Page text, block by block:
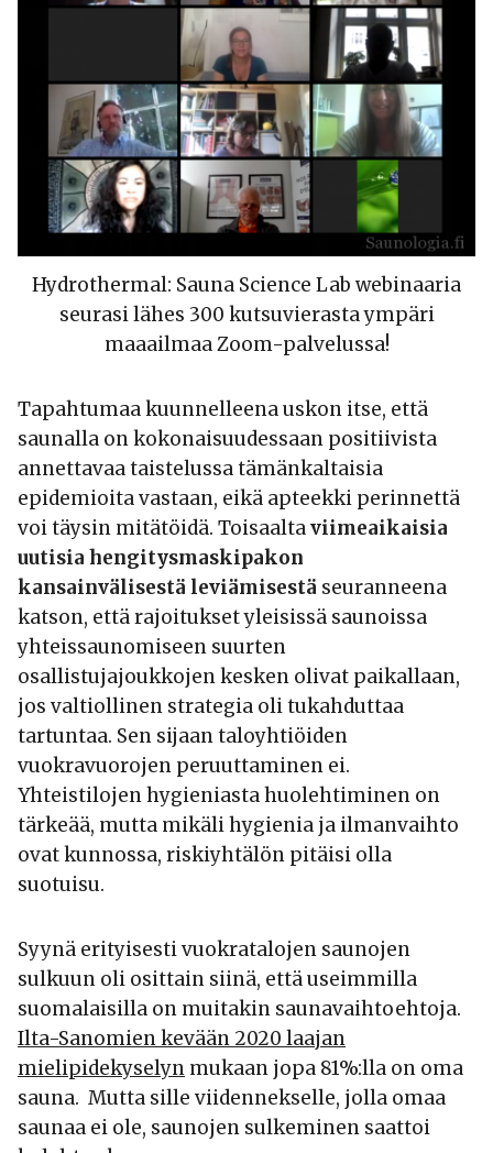
Hydrothermal: Sauna Science Lab webinaaria
seurasi lähes 300 kutsuvierasta ympäri
maaailmaa Zoom-palvelussa!
Tapahtumaa kuunnelleena uskon itse, että
saunalla on kokonaisuudessaan positiivista
annettavaa taistelussa tämänkaltaisia
epidemioita vastaan, eikä apteekki perinnettä
voi täysin mitätöidä. Toisaaltaviimeaikaisia
uutisia hengitysmaskipakon
kansainvälisestä leviämisestä seuranneena
katson, että rajoitukset yleisissä saunoissa
yhteissaunomiseen suurten
osallistujajoukkojen kesken olivat paikallaan,
jos valtiollinen strategia oli tukahduttaa
tartuntaa. Sen sijaan taloyhtiöiden
vuokravuorojen peruuttaminen ei.
Yhteistilojen hygieniasta huolehtiminen on
tärkeää, mutta mikäli hygienia ja ilmanvaihto
ovat kunnossa, riskiyhtälön pitäisi olla
suotuisu.
Syynä erityisesti vuokratalojen saunojen
sulkuun oli osittain siinä, että useimmilla
suomalaisilla on muitakin saunavaihtoehtoja.
Ilta-Sanomien kevään 2020 laajan
mielipidekyselyn mukaan jopa 81%:lla on oma
sauna. Mutta sille viidennekselle, jolla omaa
saunaa ei ole, saunojen sulkeminen saattoi